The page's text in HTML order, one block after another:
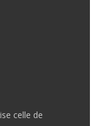
celle de